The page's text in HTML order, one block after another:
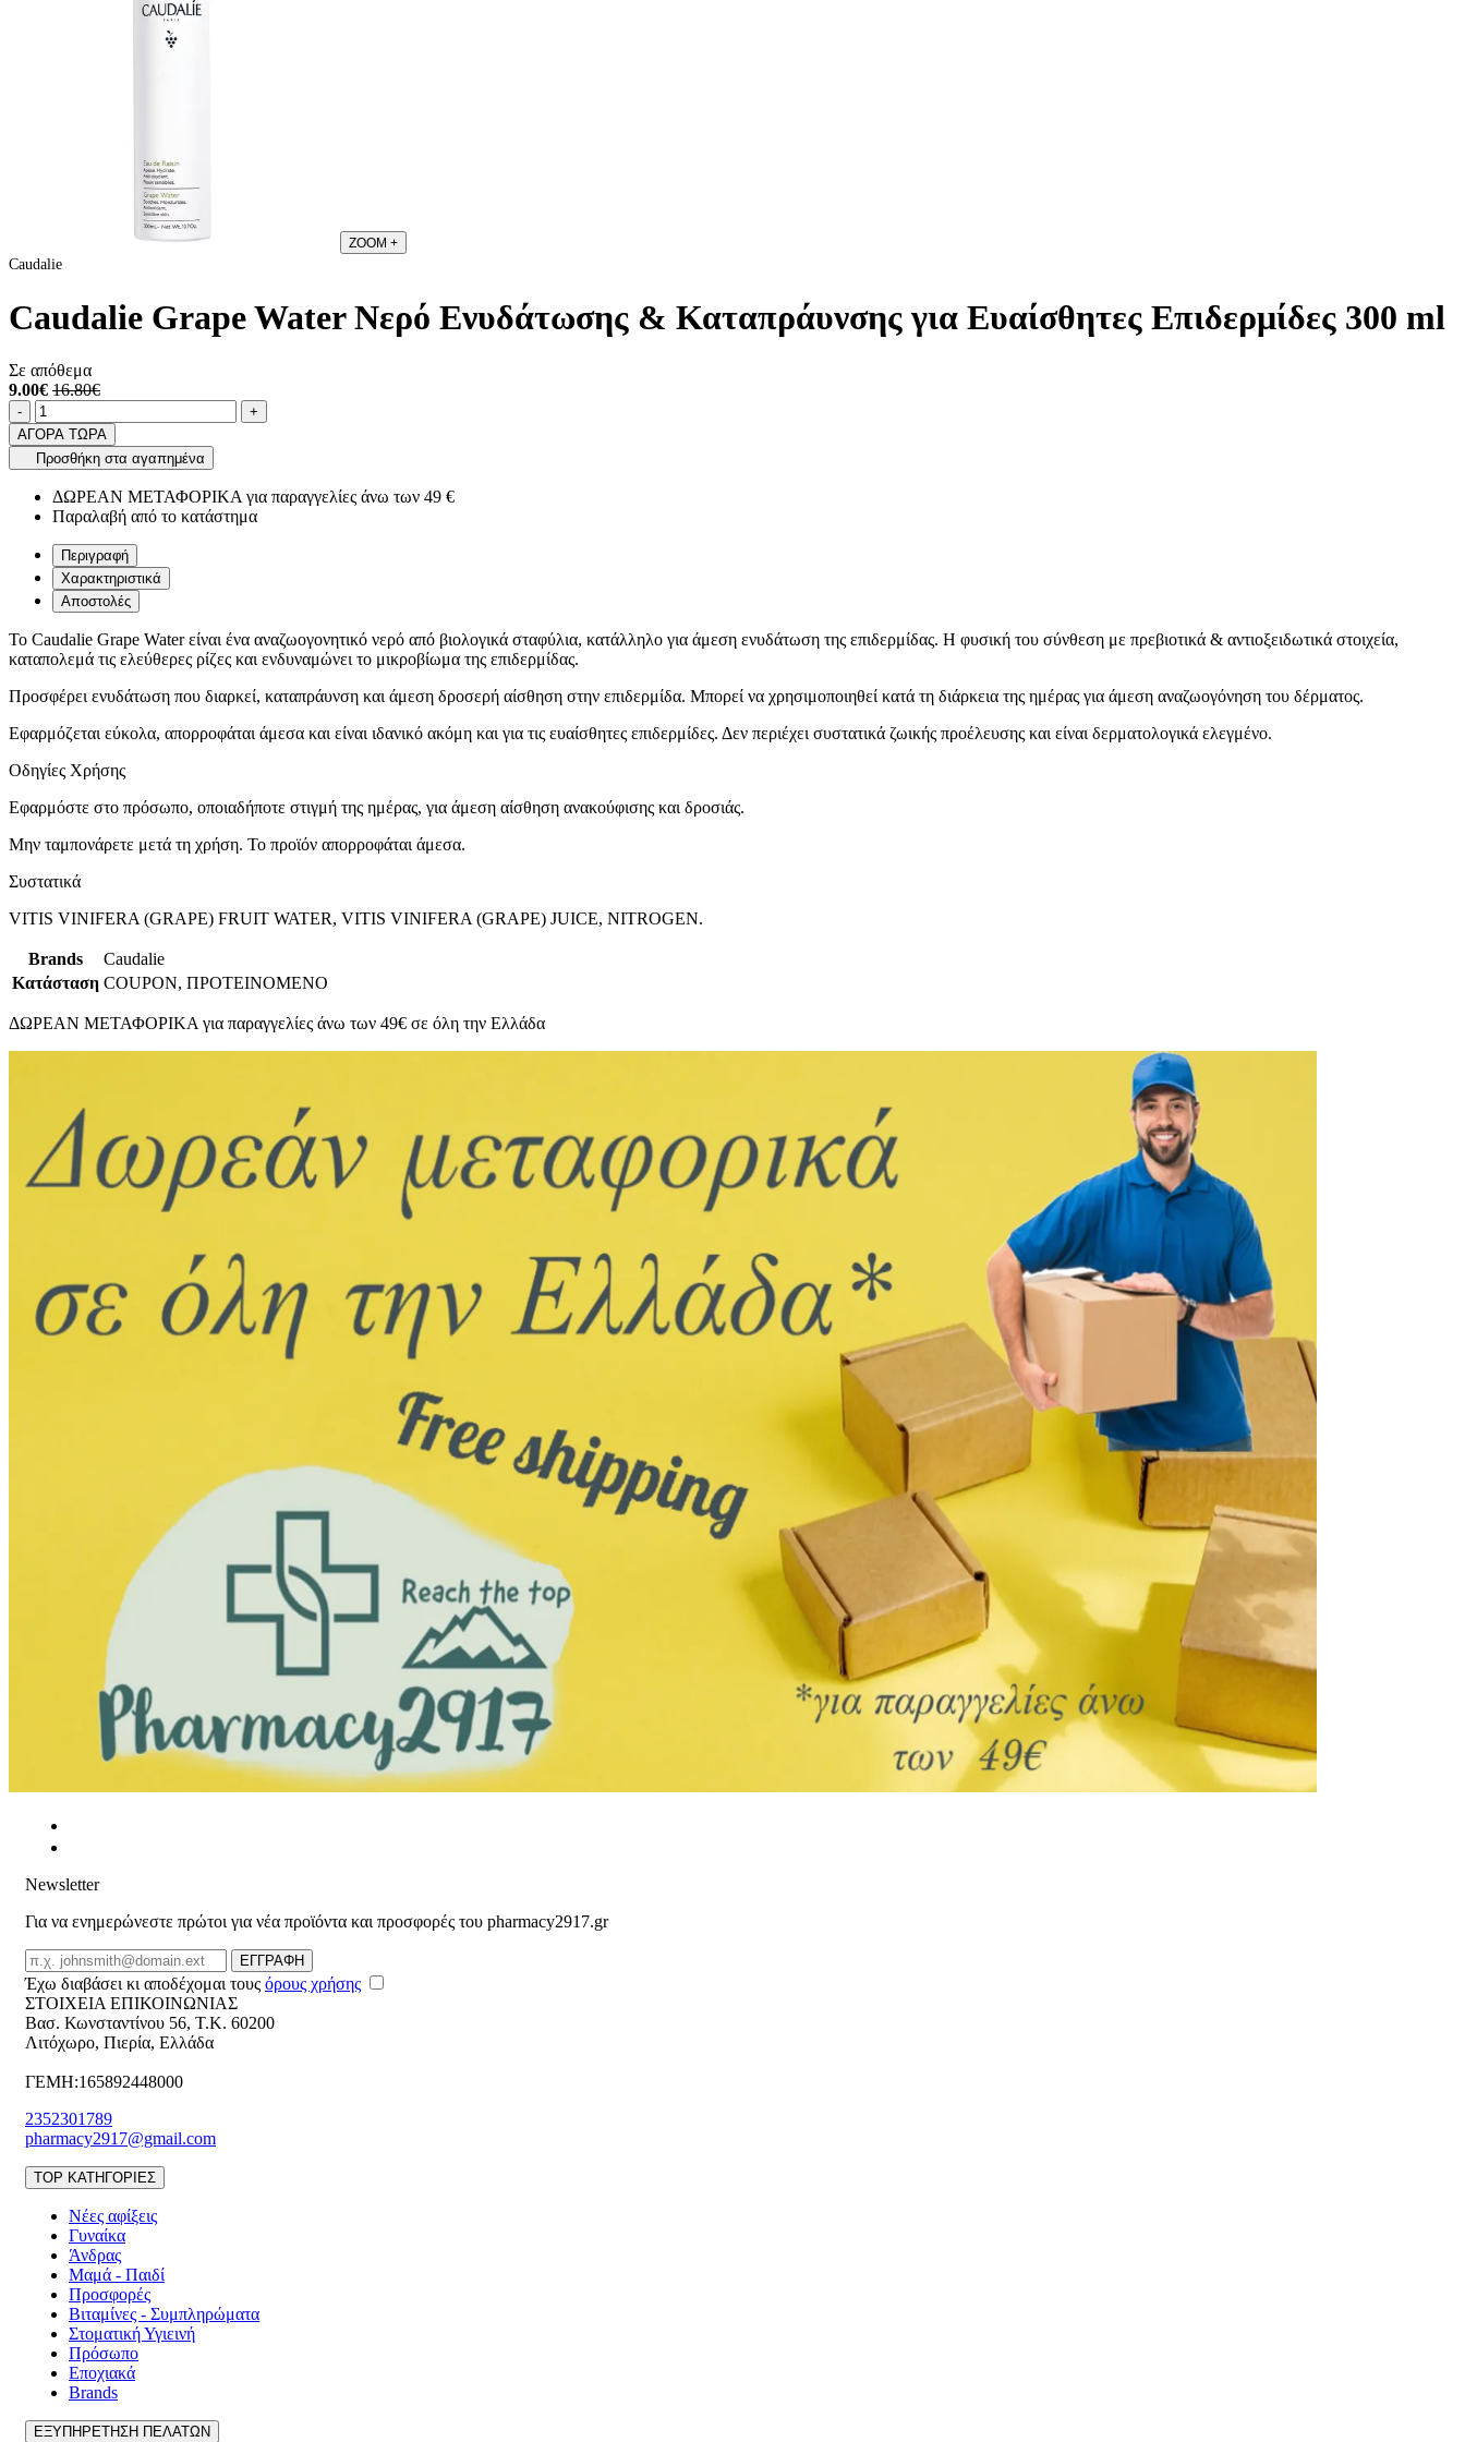
ZOOM +
Caudalie
Caudalie Grape Water Νερό Ενυδάτωσης & Καταπράυνσης για Ευαίσθητες Επιδερμίδες 300 ml
Σε απόθεμα
9.00€ 16.80€
Ποσότητα
-product.increase.quantity +
ΑΓΟΡΑ ΤΩΡΑ
Προσθήκη στα αγαπημένα
ΔΩΡΕΑΝ ΜΕΤΑΦΟΡΙΚΑ για παραγγελίες άνω των 49 €
Παραλαβή από το κατάστημα
Περιγραφή
Χαρακτηριστικά
Αποστολές
Το Caudalie Grape Water είναι ένα αναζωογονητικό νερό από βιολογικά σταφύλια, κατάλληλο για άμεση ενυδάτωση της επιδερμίδας. Η φυσική του σύνθεση με πρεβιοτικά & αντιοξειδωτικά στοιχεία,
καταπολεμά τις ελεύθερες ρίζες και ενδυναμώνει το μικροβίωμα της επιδερμίδας.
Προσφέρει ενυδάτωση που διαρκεί, καταπράυνση και άμεση δροσερή αίσθηση στην επιδερμίδα. Μπορεί να χρησιμοποιηθεί κατά τη διάρκεια της ημέρας για άμεση αναζωογόνηση του δέρματος.
Εφαρμόζεται εύκολα, απορροφάται άμεσα και είναι ιδανικό ακόμη και για τις ευαίσθητες επιδερμίδες. Δεν περιέχει συστατικά ζωικής προέλευσης και είναι δερματολογικά ελεγμένο.
Οδηγίες Χρήσης
Εφαρμόστε στο πρόσωπο, οποιαδήποτε στιγμή της ημέρας, για άμεση αίσθηση ανακούφισης και δροσιάς.
Μην ταμπονάρετε μετά τη χρήση. Το προϊόν απορροφάται άμεσα.
Συστατικά
VITIS VINIFERA (GRAPE) FRUIT WATER, VITIS VINIFERA (GRAPE) JUICE, NITROGEN.
Brands
Caudalie
Κατάσταση COUPON, ΠΡΟΤΕΙΝΟΜΕΝΟ
ΔΩΡΕΑΝ ΜΕΤΑΦΟΡΙΚΑ για παραγγελίες άνω των 49€ σε όλη την Ελλάδα
Newsletter
Για να ενημερώνεστε πρώτοι για νέα προϊόντα και προσφορές του pharmacy2917.gr
Email
ΕΓΓΡΑΦΗ
Έχω διαβάσει κι αποδέχομαι τους όρους χρήσης
ΣΤΟΙΧΕΙΑ ΕΠΙΚΟΙΝΩΝΙΑΣ
Βασ. Κωνσταντίνου 56, T.K. 60200
Λιτόχωρο, Πιερία, Ελλάδα
ΓΕΜΗ:165892448000
2352301789
pharmacy2917@gmail.com
TOP ΚΑΤΗΓΟΡΙΕΣ
Νέες αφίξεις
Γυναίκα
Άνδρας
Μαμά - Παιδί
Προσφορές
Βιταμίνες - Συμπληρώματα
Στοματική Υγιεινή
Πρόσωπο
Εποχιακά
Brands
ΕΞΥΠΗΡΕΤΗΣΗ ΠΕΛΑΤΩΝ